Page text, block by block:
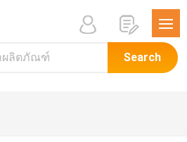
Search